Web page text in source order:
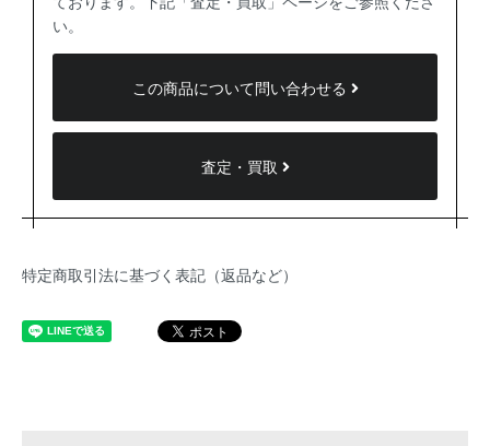
い。
この商品について問い合わせる
査定・買取
特定商取引法に基づく表記（返品など）